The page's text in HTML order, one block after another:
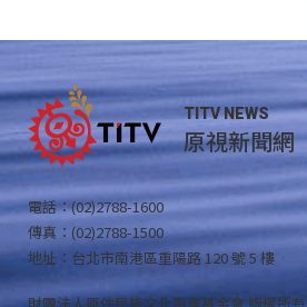
TITV NEWS
原視新聞網
電話：(02)2788-1600
傳真：(02)2788-1500
地址：台北市南港區重陽路 120 號 5 樓
財團法人原住民族文化事業基金會 版權所有